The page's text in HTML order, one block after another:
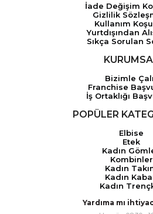
İade Değişim
Gizlilik
Kullanım
Yurtdışından
Sıkça Sorulan
Bizimle
Franchise
İş Ortaklığı
POPÜLER
Elbise
Etek
Kadın
Kombinler
Kadın
Kadın
Kadın
Yardıma mı